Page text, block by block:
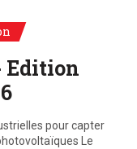
Edition
pour capter
Le